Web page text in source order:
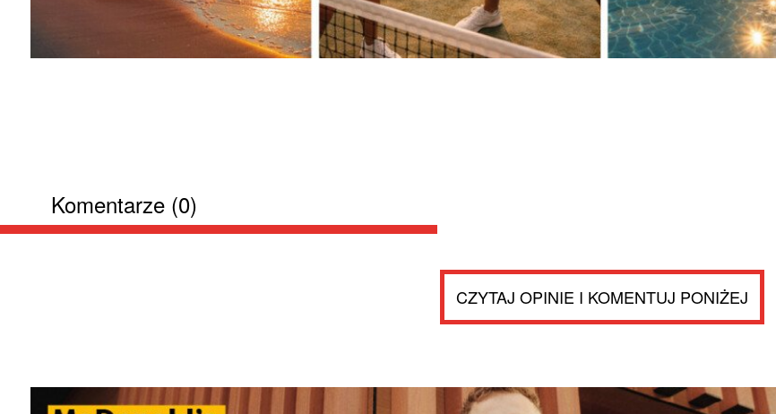
Komentarze (0)
CZYTAJ OPINIE I KOMENTUJ PONIŻEJ